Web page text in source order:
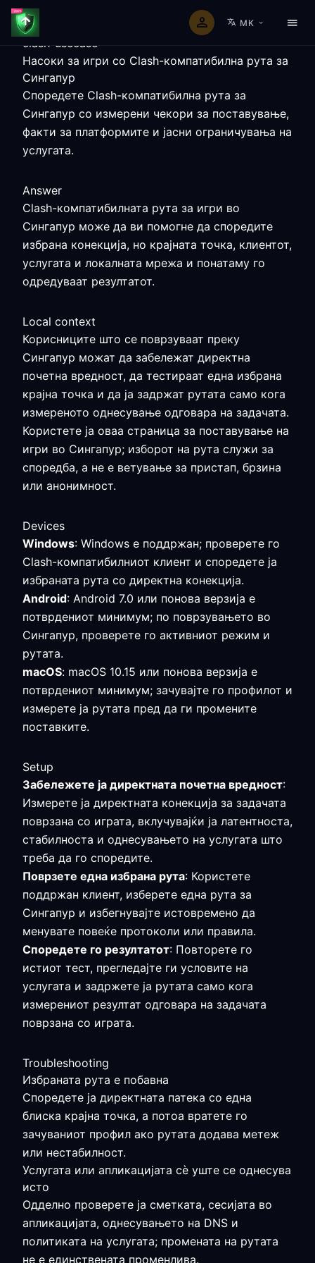
MK
clash-usecase
Насоки за игри со Clash-компатибилна рута за
Сингапур
Споредете Clash-компатибилна рута за
Сингапур со измерени чекори за поставување,
факти за платформите и јасни ограничувања на
услугата.
Answer
Clash-компатибилната рута за игри во
Сингапур може да ви помогне да споредите
избрана конекција, но крајната точка, клиентот,
услугата и локалната мрежа и понатаму го
одредуваат резултатот.
Local context
Корисниците што се поврзуваат преку
Сингапур можат да забележат директна
почетна вредност, да тестираат една избрана
крајна точка и да ја задржат рутата само кога
измереното однесување одговара на задачата.
Користете ја оваа страница за поставување на
игри во Сингапур; изборот на рута служи за
споредба, а не е ветување за пристап, брзина
или анонимност.
Devices
Windows: Windows е поддржан; проверете го
Clash-компатибилниот клиент и споредете ја
избраната рута со директна конекција.
Android: Android 7.0 или понова верзија е
потврдениот минимум; по поврзувањето во
Сингапур, проверете го активниот режим и
рутата.
macOS: macOS 10.15 или понова верзија е
потврдениот минимум; зачувајте го профилот и
измерете ја рутата пред да ги промените
поставките.
Setup
Забележете ја директната почетна вредност:
Измерете ја директната конекција за задачата
поврзана со играта, вклучувајќи ја латентноста,
стабилноста и однесувањето на услугата што
треба да го споредите.
Поврзете една избрана рута: Користете
поддржан клиент, изберете една рута за
Сингапур и избегнувајте истовремено да
менувате повеќе протоколи или правила.
Споредете го резултатот: Повторете го
истиот тест, прегледајте ги условите на
услугата и задржете ја рутата само кога
измерениот резултат одговара на задачата
поврзана со играта.
Troubleshooting
Избраната рута е побавна
Споредете ја директната патека со една
блиска крајна точка, а потоа вратете го
зачуваниот профил ако рутата додава метеж
или нестабилност.
Услугата или апликацијата сè уште се однесува
исто
Одделно проверете ја сметката, сесијата во
апликацијата, однесувањето на DNS и
политиката на услугата; промената на рутата
не е единствената променлива.